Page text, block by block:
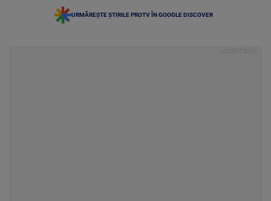
URMĂREȘTE ȘTIRILE PROTV ÎN GOOGLE DISCOVER